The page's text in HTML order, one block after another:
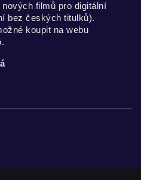
filmů pro digitální
bez českých titulků).
koupit na webu